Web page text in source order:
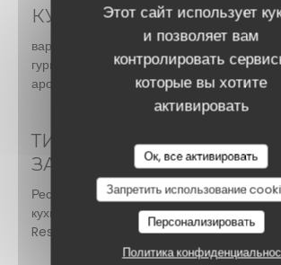
Этот сайт использует
и позволяет вам
контролировать
которые вы хотите
активировать
Ок, все активировать
Запретить использование
Персонализировать
Политика
КУХНЯ
вареные блюда, Desserts maison,
гурманов, Салаты, Vegan Friendly, гриль,
аромат
ТИП
ЗАВЕДЕНИЯ
Ресторан мировой
кухни, Brasserie -
Restaurant